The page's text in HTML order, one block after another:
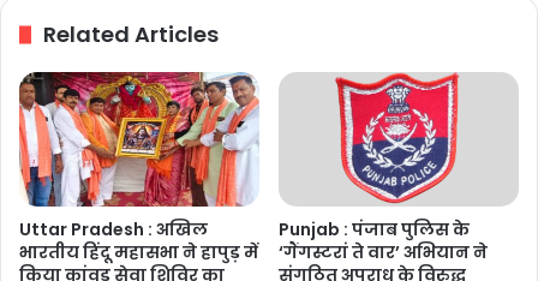
शिलान्यास
Related Articles
Uttar Pradesh : अखिल
भारतीय हिंदू महासभा ने हापुड़ में
किया कांवड़ सेवा शिविर का
Punjab : पंजाब पुलिस के
‘गैंगस्टरां ते वार’ अभियान ने
संगठित अपराध के विरुद्ध